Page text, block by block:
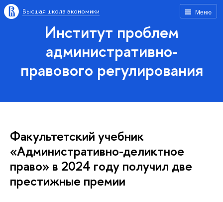
Меню
Высшая школа экономики
Институт проблем
административно-
правового регулирования
Факультетский учебник
«Административно-деликтное
право» в 2024 году получил две
престижные премии